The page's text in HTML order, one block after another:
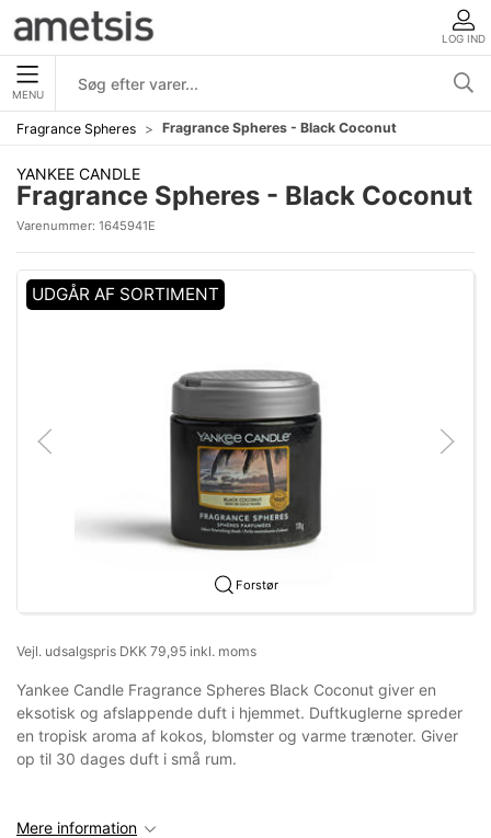
LOG IND
MENU
Fragrance Spheres Fragrance Spheres - Black Coconut
YANKEE CANDLE
Fragrance Spheres - Black Coconut
Varenummer: 1645941E
UDGÅR AF SORTIMENT
Forstør
Vejl. udsalgspris DKK 79,95 inkl. moms
Yankee Candle Fragrance Spheres Black Coconut giver en
eksotisk og afslappende duft i hjemmet. Duftkuglerne spreder
en tropisk aroma af kokos, blomster og varme trænoter. Giver
op til 30 dages duft i små rum.
Mere information